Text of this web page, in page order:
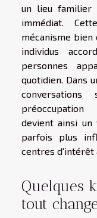
un lieu familier
immédiat.
mécanisme bien
individus
personnes
quotidien. Dans
devient ainsi un
parfois plus
centres d'intérêt
Quelques
tout